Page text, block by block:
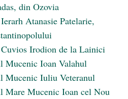
din Ozovia
Atanasie Patelarie,
Irodion de la Lainici
Mucenic Ioan Valahul
Mucenic Iuliu Veteranul
Mare Mucenic Ioan cel Nou